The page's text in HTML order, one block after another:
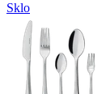
Sklo